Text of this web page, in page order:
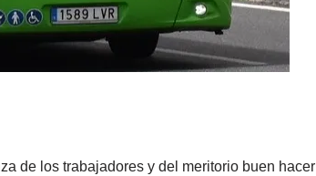
de los trabajadores y del meritorio buen hacer